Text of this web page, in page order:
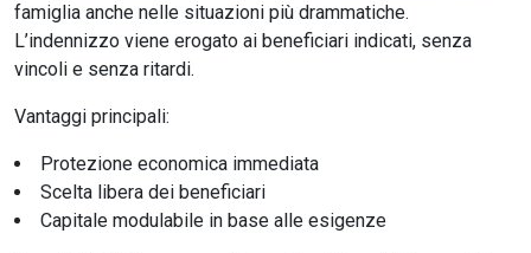
famiglia anche nelle situazioni più drammatiche.
L’indennizzo viene erogato ai beneficiari indicati, senza
vincoli e senza ritardi.
Vantaggi principali:
Protezione economica immediata
Scelta libera dei beneficiari
Capitale modulabile in base alle esigenze